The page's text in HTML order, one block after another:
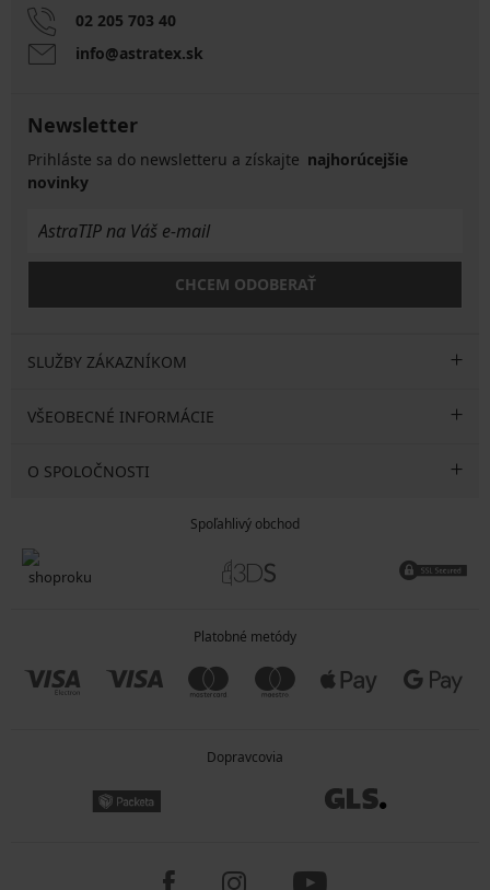
02 205 703 40
info@astratex.sk
Newsletter
Prihláste sa do newsletteru a získajte najhorúcejšie
novinky
CHCEM ODOBERAŤ
SLUŽBY ZÁKAZNÍKOM
VŠEOBECNÉ INFORMÁCIE
O SPOLOČNOSTI
Spoľahlivý obchod
Platobné metódy
Dopravcovia